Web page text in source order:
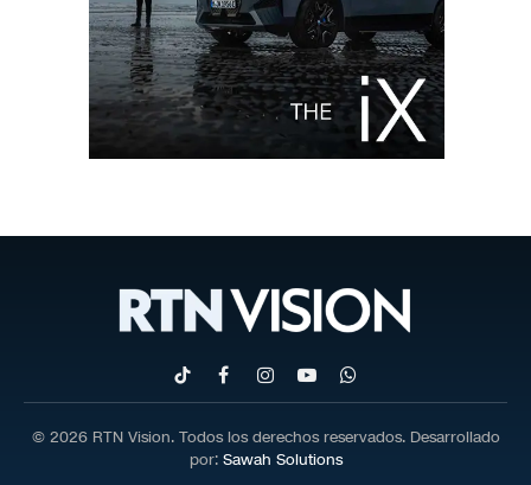
TikTokFacebookInstagram
YouTubeWhatsApp
© 2026 RTN Vision. Todos los derechos reservados. Desarrollado
por: Sawah Solutions